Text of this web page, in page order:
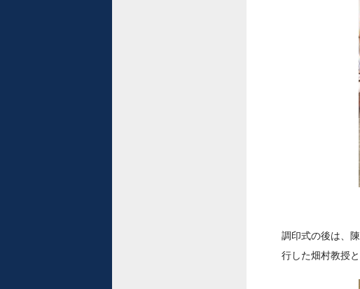
調印式の後は、
行した畑村教授